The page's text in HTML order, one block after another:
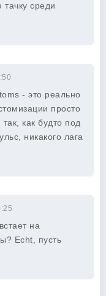
среди
- это реально
просто
как будто под
никакого лага
на
Echt, пусть